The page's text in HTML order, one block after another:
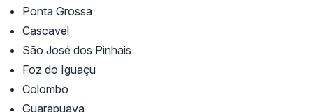
Ponta Grossa
Cascavel
São José dos Pinhais
Foz do Iguaçu
Colombo
Guarapuava